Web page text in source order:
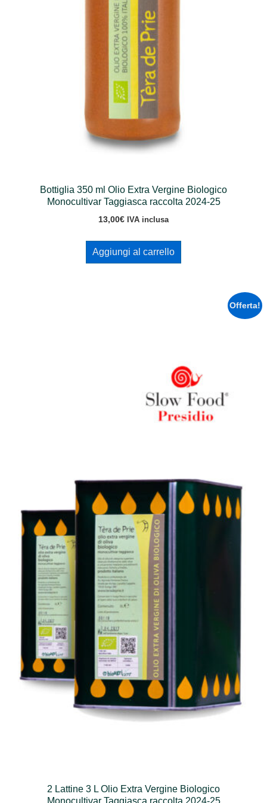
Bottiglia 350 ml Olio Extra Vergine Biologico
Monocultivar Taggiasca raccolta 2024-25
13,00€ IVA inclusa
Aggiungi al carrello
Offerta!
2 Lattine 3 L Olio Extra Vergine Biologico
Monocultivar Taggiasca raccolta 2024-25